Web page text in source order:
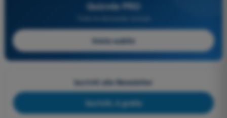
Quizvds PRO
Inizia subito
Iscriviti alla Newsletter
Iscriviti, è gratis